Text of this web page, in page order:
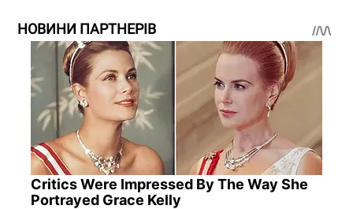
НОВИНИ ПАРТНЕРІВ
Critics Were Impressed By The Way She
Portrayed Grace Kelly